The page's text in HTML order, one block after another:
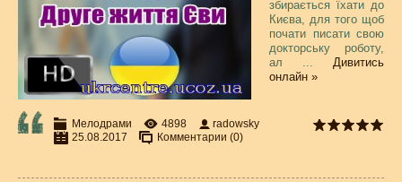
збирається їхати до
Києва, для того щоб
почати писати свою
докторську роботу,
ал ... Дивитись
онлайн »
Мелодрами 4898
radowsky
25.08.2017
Комментарии (0)